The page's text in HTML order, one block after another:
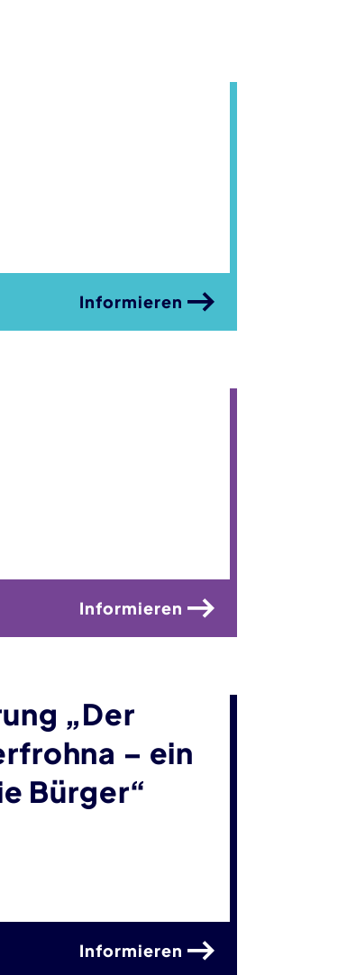
Informieren
Informieren
„Der
– ein
Bürger“
Informieren